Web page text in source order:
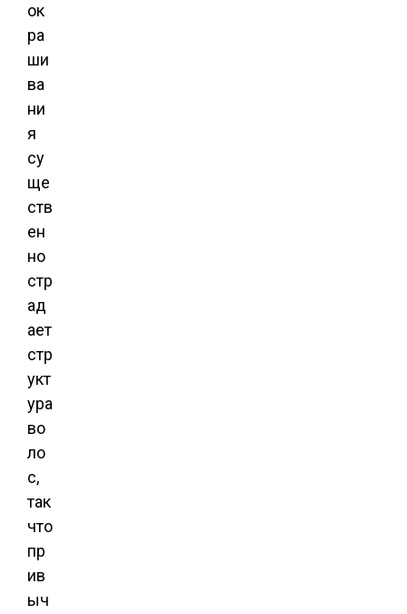
ок
ра
ши
ва
ни
я
су
ще
ств
ен
но
стр
ад
ает
стр
укт
ура
во
ло
с,
так
что
пр
ив
ыч